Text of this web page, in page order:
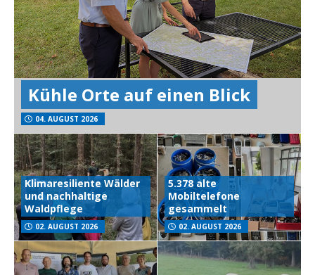
Kühle Orte auf einen Blick
04. AUGUST 2026
Klimaresiliente Wälder
und nachhaltige
Waldpflege
02. AUGUST 2026
5.378 alte
Mobiltelefone
gesammelt
02. AUGUST 2026